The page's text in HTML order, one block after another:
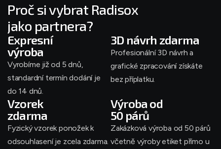
Proč si vybrat Radisox
jako partnera?
Expresní
výroba
Vyrobíme již od 5 dnů,
standardní termín dodání je
do 14 dnů.
3D návrh zdarma
Profesionální 3D návrh a
grafické zpracování získáte
bez příplatku.
Vzorek
zdarma
Fyzický vzorek ponožek k
odsouhlasení je zcela zdarma.
Výroba od
50 párů
Zakázková výroba od 50 párů
včetně výroby etiket přímo u